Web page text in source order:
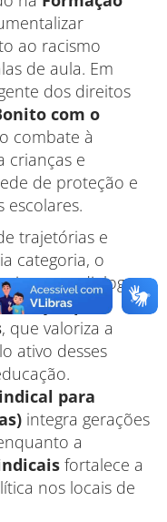
ao racismo
de aula. Em
dos direitos
com o
combate à
crianças e
de proteção e
trajetórias e
categoria, o
que dialogam
por
, que valoriza a
ativo desses
para
integra gerações
a
fortalece a
nos locais de